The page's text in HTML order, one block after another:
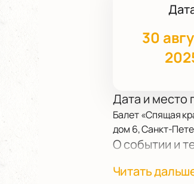
30
Дата и место
Балет «Спящая
дом 6, Санкт-
О событии и
темой
Читать